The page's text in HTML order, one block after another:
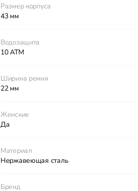
Размер корпуса
43 мм
Водозащита
10 ATM
Ширина ремня
22 мм
Женские
Да
Материал
Нержавеющая сталь
Бренд